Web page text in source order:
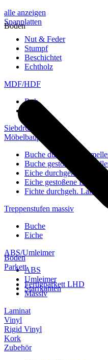
alle anzeigen
Spanplatten
Nut & Feder
Stumpf
Beschichtet
Echtholz
MDF/HDF
Roh
Siebdruckplatten
Möbelbauplatten
Buche durchgeh.
Buche gestoßene
Eiche durchgeh.
Eiche gestoßene Lamellen
Fichte durchgeh. Lamellen
Treppenstufen massiv
Buche
Eiche
ABS/Umleimer
ABS
Umleimer
Starrkanten
Boden
Boden
Parkett
Fertigparkett LHD
Massiv
Laminat
Vinyl
Rigid Vinyl
Kork
Zubehör